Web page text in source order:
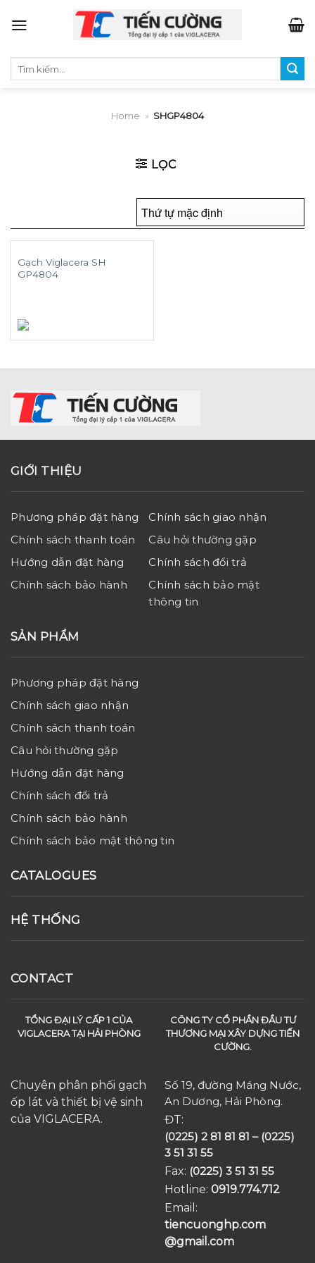
Home » SHGP4804
LỌC
Gạch Viglacera SH
GP4804
GIỚI THIỆU
Phương pháp đặt hàng
Chính sách giao nhận
Chính sách thanh toán
Câu hỏi thường gặp
Hướng dẫn đặt hàng
Chính sách đổi trả
Chính sách bảo hành
Chính sách bảo mật
thông tin
SẢN PHẨM
Phương pháp đặt hàng
Chính sách giao nhận
Chính sách thanh toán
Câu hỏi thường gặp
Hướng dẫn đặt hàng
Chính sách đổi trả
Chính sách bảo hành
Chính sách bảo mật thông tin
CATALOGUES
HỆ THỐNG
CONTACT
TỔNG ĐẠI LÝ CẤP 1 CỦA
VIGLACERA TẠI HẢI PHÒNG
Chuyên phân phối gạch
ốp lát và thiết bị vệ sinh
của VIGLACERA.
CÔNG TY CỔ PHẦN ĐẦU TƯ
THƯƠNG MẠI XÂY DỰNG TIẾN
CƯỜNG.
Số 19, đường Máng Nước,
An Dương, Hải Phòng.
ĐT:
(0225) 2 81 81 81 – (0225)
3 51 31 55
Fax: (0225) 3 51 31 55
Hotline: 0919.774.712​
Email:
tiencuonghp.com
@gmail.com